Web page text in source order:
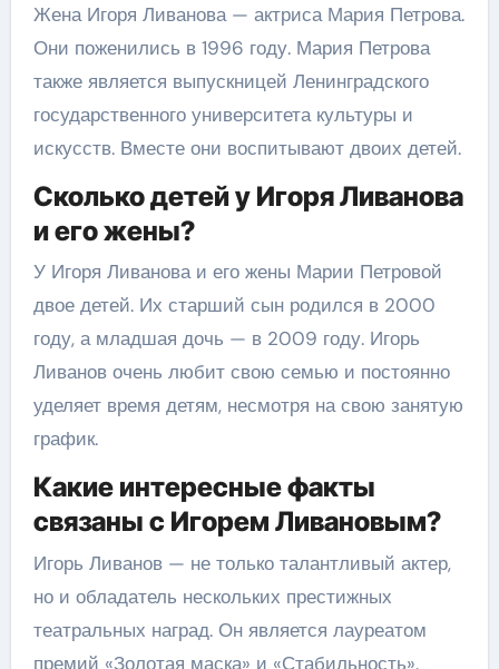
Жена Игоря Ливанова — актриса Мария Петрова.
Они поженились в 1996 году. Мария Петрова
также является выпускницей Ленинградского
государственного университета культуры и
искусств. Вместе они воспитывают двоих детей.
Сколько детей у Игоря Ливанова
и его жены?
У Игоря Ливанова и его жены Марии Петровой
двое детей. Их старший сын родился в 2000
году, а младшая дочь — в 2009 году. Игорь
Ливанов очень любит свою семью и постоянно
уделяет время детям, несмотря на свою занятую
график.
Какие интересные факты
связаны с Игорем Ливановым?
Игорь Ливанов — не только талантливый актер,
но и обладатель нескольких престижных
театральных наград. Он является лауреатом
премий «Золотая маска» и «Стабильность».